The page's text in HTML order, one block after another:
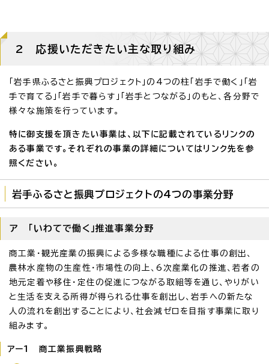
2 応援いただきたい主な取り組み
「岩手県ふるさと振興プロジェクト」の4つの柱「岩手で働く」「岩
手で育てる」「岩手で暮らす」「岩手とつながる」のもと、各分野で
様々な施策を行っています。
特に御支援を頂きたい事業は、以下に記載されているリンクの
ある事業です。それぞれの事業の詳細についてはリンク先を参
照ください。
岩手ふるさと振興プロジェクトの4つの事業分野
ア 「いわてで働く」推進事業分野
商工業・観光産業の振興による多様な職種による仕事の創出、
農林水産物の生産性・市場性の向上、6次産業化の推進、若者の
地元定着や移住・定住の促進につながる取組等を通じ、やりがい
と生活を支える所得が得られる仕事を創出し、岩手への新たな
人の流れを創出することにより、社会減ゼロを目指す事業に取り
組みます。
アー1 商工業振興戦略